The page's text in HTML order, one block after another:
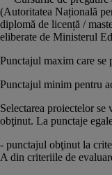
(Autoritatea Națională
diplomă de licență /
eliberate de Ministerul
Punctajul maxim care se
Punctajul minim pentru
Selectarea proiectelor se
obţinut. La punctaje
- punctajul obţinut la
A din criteriile de